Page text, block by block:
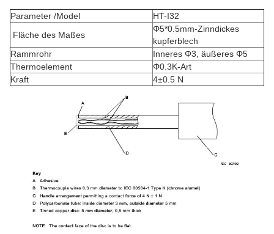
Parameter /Model
HT-I32
Fläche des Maßes
Φ5*0.5mm-Zinndickes
kupferblech
Rammrohr
Inneres Φ3, äußeres Φ5
Thermoelement
Φ0.3K-Art
Kraft
4±0.5 N